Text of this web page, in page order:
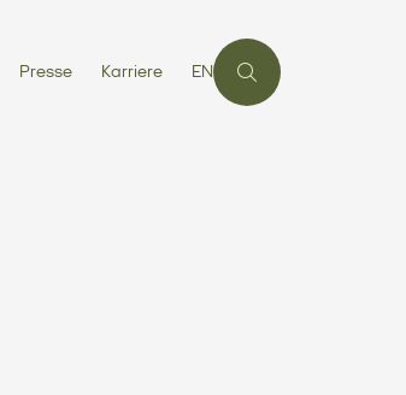
Presse Karriere EN